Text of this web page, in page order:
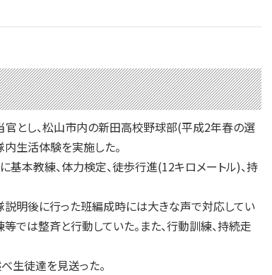
とし、松山市内の新田高校野球部(平成2年春の選
生活体験を実施した。
本教練、体力検定、徒歩行進(12キロメートル)、持
明後に行った班編成時には大きな声で対応してい
では整斉と行動していた。また、行動訓練、持続走
生徒達を見送った。